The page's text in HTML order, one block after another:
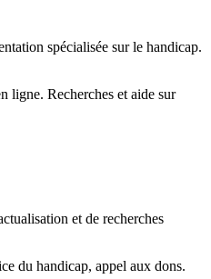
spécialisée sur le handicap.
ligne. Recherches et aide sur
et de recherches
du handicap, appel aux dons.